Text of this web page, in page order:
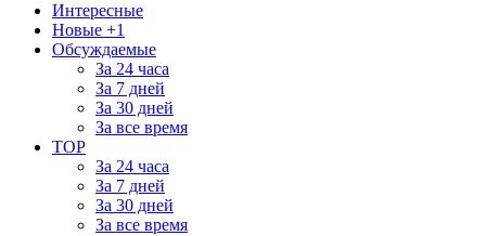
Интересные
Новые +1
Обсуждаемые
За 24 часа
За 7 дней
За 30 дней
За все время
TOP
За 24 часа
За 7 дней
За 30 дней
За все время